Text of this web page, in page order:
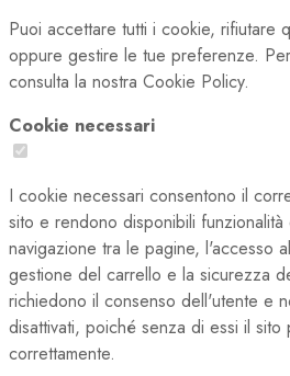
Puoi accettare tutti i cookie, rifiutare
oppure gestire le tue preferenze.
consulta la nostra Cookie Policy.
Cookie necessari
I cookie necessari consentono il
sito e rendono disponibili funzionalità
navigazione tra le pagine, l'accesso
gestione del carrello e la sicurezza
richiedono il consenso dell'utente e
disattivati, poiché senza di essi il
correttamente.